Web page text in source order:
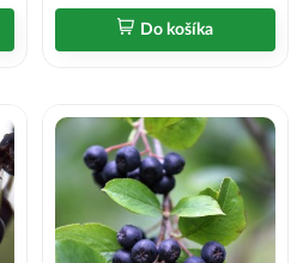
Do košíka